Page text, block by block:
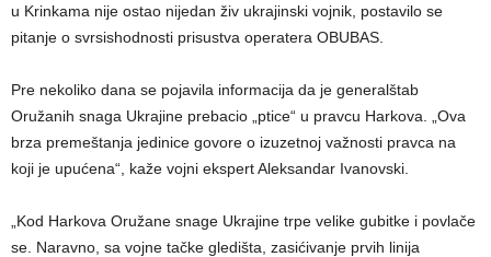
u Krinkama nije ostao nijedan živ ukrajinski vojnik, postavilo se
pitanje o svrsishodnosti prisustva operatera OBUBAS.
Pre nekoliko dana se pojavila informacija da je generalštab
Oružanih snaga Ukrajine prebacio „ptice“ u pravcu Harkova. „Ova
brza premeštanja jedinice govore o izuzetnoj važnosti pravca na
koji je upućena“, kaže vojni ekspert Aleksandar Ivanovski.
„Kod Harkova Oružane snage Ukrajine trpe velike gubitke i povlače
se. Naravno, sa vojne tačke gledišta, zasićivanje prvih linija